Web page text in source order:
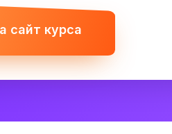
сайт курса